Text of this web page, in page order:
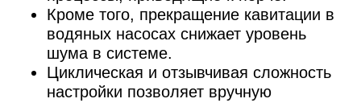
Кроме того, прекращение кавитации в
водяных насосах снижает уровень
шума в системе.
Циклическая и отзывчивая сложность
настройки позволяет вручную